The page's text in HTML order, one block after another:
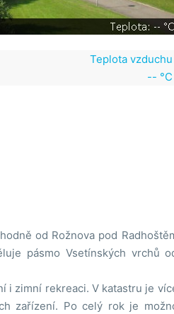
Teplota vzduchu
-- °C
od Rožnova pod
pásmo Vsetínských vrchů
i zimní rekreaci. V katastru je
zařízení. Po celý rok je